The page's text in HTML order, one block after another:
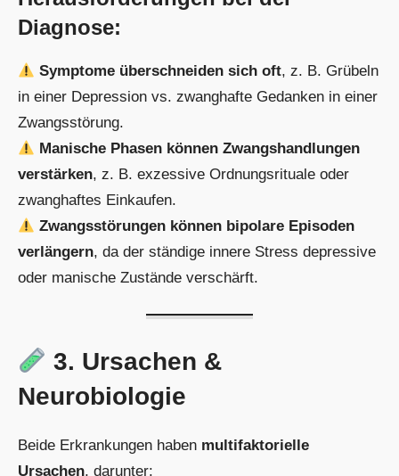
Diagnose:
Symptome überschneiden sich oft, z. B. Grübeln
in einer Depression vs. zwanghafte Gedanken in einer
Zwangsstörung.
Manische Phasen können Zwangshandlungen
verstärken, z. B. exzessive Ordnungsrituale oder
zwanghaftes Einkaufen.
Zwangsstörungen können bipolare Episoden
verlängern, da der ständige innere Stress depressive
oder manische Zustände verschärft.
3. Ursachen &
Neurobiologie
Beide Erkrankungen haben multifaktorielle
Ursachen, darunter: